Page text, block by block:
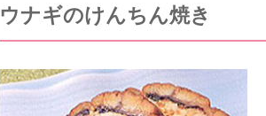
ウナギのけんちん焼き